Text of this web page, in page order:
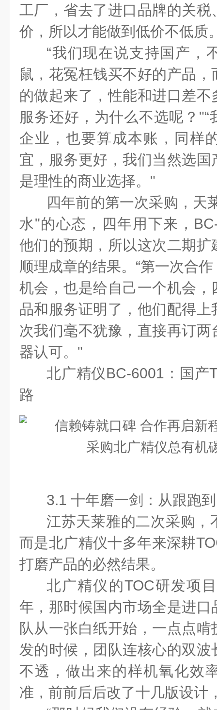
工厂，省去了进口品牌的关
价，所以才能做到低价不低质
“我们现在说支持国产，
鼠，花冤枉钱买不好的产品
的做起来了，性能和进口差
服务还好，为什么不选呢？
企业，也要算成本账，同样
宜，服务更好，我们当然选
是理性的商业选择。"
四年前的第一次采购，天
水"的心态，四年用下来，
他们的预期，所以这次二期
顺理成章的结果。“第一次合
机会，也是给自己一个机会
品和服务证明了，他们配得
次我们毫不犹豫，直接再订
器认可。"
北广精仪BC-6001：国产
路
3.1 十年磨一剑：从跟跑
江苏天莱雅的二次采购，
而是北广精仪十多年来深耕
打磨产品的必然结果。
北广精仪的TOC研发项
年，那时候国内市场全是进
队从一张白纸开始，一点点
发的时候，团队连核心的双
不透，做出来的样机氧化效
准，前前后后改了十几版设计